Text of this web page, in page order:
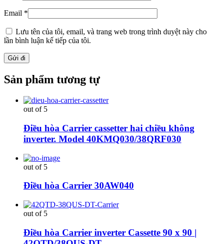
Email *
Lưu tên của tôi, email, và trang web trong trình duyệt này cho
lần bình luận kế tiếp của tôi.
Sản phẩm tương tự
out of 5
Điều hòa Carrier cassetter hai chiều không
inverter. Model 40KMQ030/38QRF030
out of 5
Điều hòa Carrier 30AW040
out of 5
Điều hòa Carrier inverter Cassette 90 x 90 |